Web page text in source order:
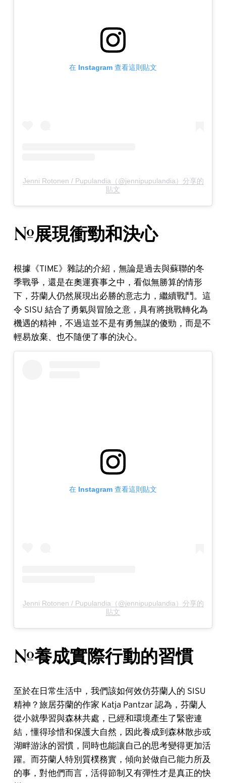
在 Instagram 查看這則貼文
Jenni Rotonen / Pupulandia（@jennipupulandia）分享的
貼文
#展現衝勁和決心
根據《TIME》雜誌的介紹，無論是過去與蘇聯的冬
季戰爭，還是在奧運賽事之中，看似無勝算的情形
下，芬蘭人仍然展現出必勝的意志力，繼續戰鬥。這
令 SISU 結合了勇氣與冒險之意，具有將挑戰轉化為
機遇的精神，不過這並不是有勇無謀的傻勁，而是不
輕易放棄、也不隨便了事的決心。
在 Instagram 查看這則貼文
Jenni Rotonen / Pupulandia（@jennipupulandia）分享的
貼文
#養成實際行動的習慣
至於在日常生活中，我們該如何效仿芬蘭人的 SISU
精神？旅居芬蘭的作家 Katja Pantzar 認為，芬蘭人
從小就學習與森林共處，已經和環境產生了緊密連
結，懂得珍惜和保護大自然，因此養成到森林散步或
湖畔游泳的習慣，同時也能讓自己的思考變得更加活
躍。而芬蘭人特別質樸務實，傾向於做自己能力所及
的事，對他們而言，活得節制又有彈性才是真正的快